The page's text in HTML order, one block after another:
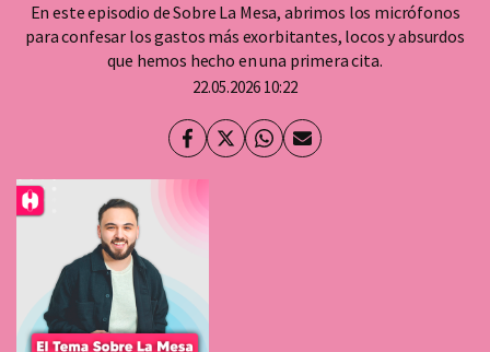
En este episodio de Sobre La Mesa, abrimos los micrófonos
para confesar los gastos más exorbitantes, locos y absurdos
que hemos hecho en una primera cita.
22.05.2026 10:22
Facebook
TwitterWhatsapp
Enviar